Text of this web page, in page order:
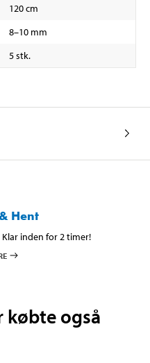
120 cm
8–10 mm
5 stk.
Hent
inden for 2 timer!
købte også